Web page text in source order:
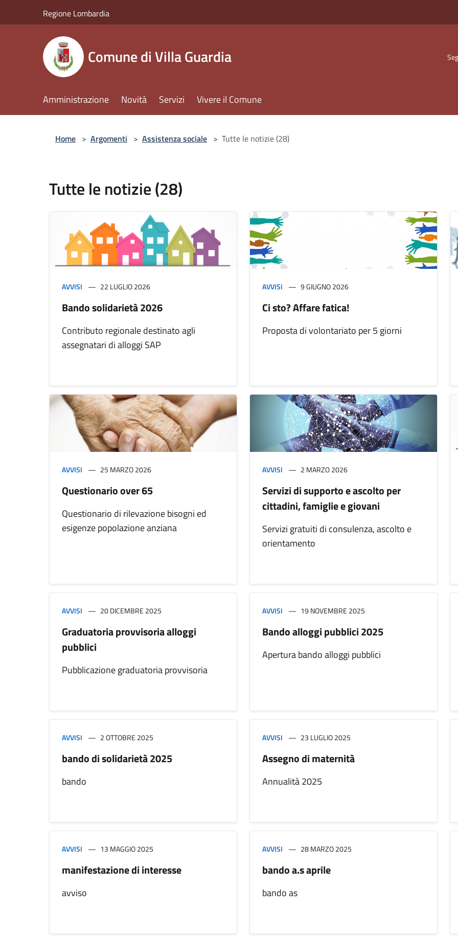
Regione Lombardia
Comune di Villa Guardia
Amministrazione Novità Servizi Vivere il Comune
Home > Argomenti > Assistenza sociale > Tutte le notizie (28)
Tutte le notizie (28)
AVVISI 22 LUGLIO 2026
Bando solidarietà 2026
Contributo regionale destinato agli
assegnatari di alloggi SAP
AVVISI 9 GIUGNO 2026
Ci sto? Affare fatica!
Proposta di volontariato per 5 giorni
AVVISI 25 MARZO 2026
Questionario over 65
Questionario di rilevazione bisogni ed
esigenze popolazione anziana
AVVISI 2 MARZO 2026
Servizi di supporto e ascolto per
cittadini, famiglie e giovani
Servizi gratuiti di consulenza, ascolto e
orientamento
AVVISI 20 DICEMBRE 2025
Graduatoria provvisoria alloggi
pubblici
Pubblicazione graduatoria provvisoria
AVVISI 19 NOVEMBRE 2025
Bando alloggi pubblici 2025
Apertura bando alloggi pubblici
AVVISI 2 OTTOBRE 2025
bando di solidarietà 2025
bando
AVVISI 23 LUGLIO 2025
Assegno di maternità
Annualità 2025
AVVISI 13 MAGGIO 2025
manifestazione di interesse
avviso
AVVISI 28 MARZO 2025
bando a.s aprile
bando as